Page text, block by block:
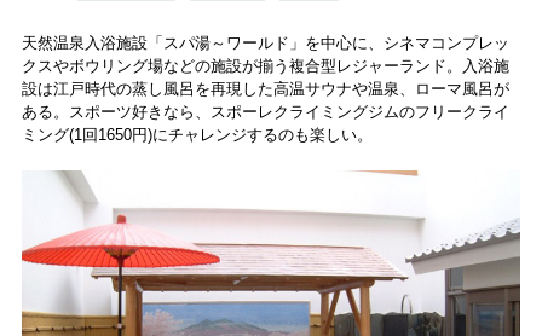
天然温泉入浴施設「スパ湯～ワールド」を中心に、シネマコンプレッ
クスやボウリング場などの施設が揃う複合型レジャーランド。入浴施
設は江戸時代の蒸し風呂を再現した高温サウナや温泉、ローマ風呂が
ある。スポーツ好きなら、スポーレクライミングジムのフリークライ
ミング(1回1650円)にチャレンジするのも楽しい。